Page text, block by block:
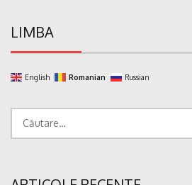
LIMBA
English Romanian Russian
Caută
după: